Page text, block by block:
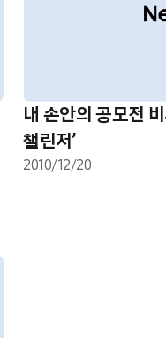
내 손안의 공모전
챌린저’
2010/12/20